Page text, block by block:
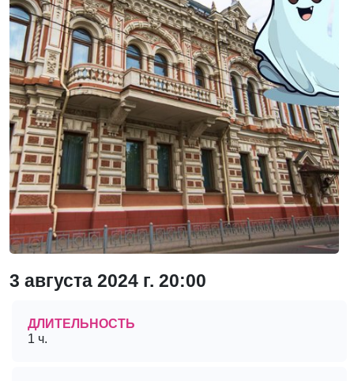
3 августа 2024 г. 20:00
ДЛИТЕЛЬНОСТЬ
1 ч.